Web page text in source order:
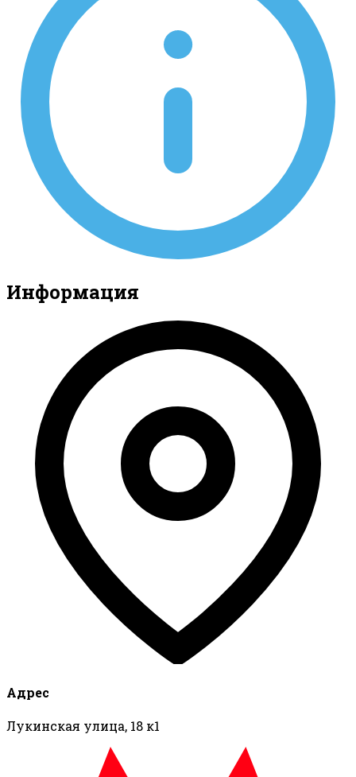
Информация
Адрес
Лукинская улица, 18 к1